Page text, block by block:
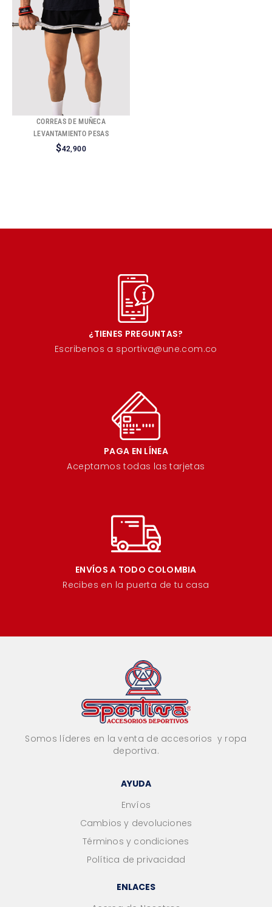
CORREAS DE MUÑECA
LEVANTAMIENTO PESAS
$42,900
¿TIENES PREGUNTAS?
Escribenos a sportiva@une.com.co
PAGA EN LÍNEA
Aceptamos todas las tarjetas
ENVÍOS A TODO COLOMBIA
Recibes en la puerta de tu casa
Somos líderes en la venta de accesorios y ropa
deportiva.
AYUDA
Envíos
Cambios y devoluciones
Términos y condiciones
Política de privacidad
ENLACES